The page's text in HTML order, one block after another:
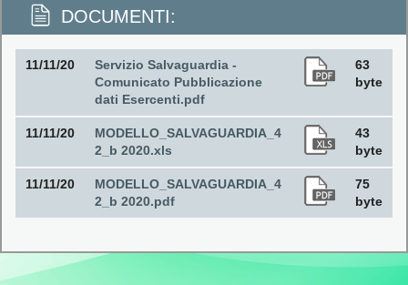
DOCUMENTI:
11/11/20
Servizio Salvaguardia -
Comunicato Pubblicazione
dati Esercenti.pdf
63
byte
11/11/20
MODELLO_SALVAGUARDIA_4
2_b 2020.xls
43
byte
11/11/20
MODELLO_SALVAGUARDIA_4
2_b 2020.pdf
75
byte